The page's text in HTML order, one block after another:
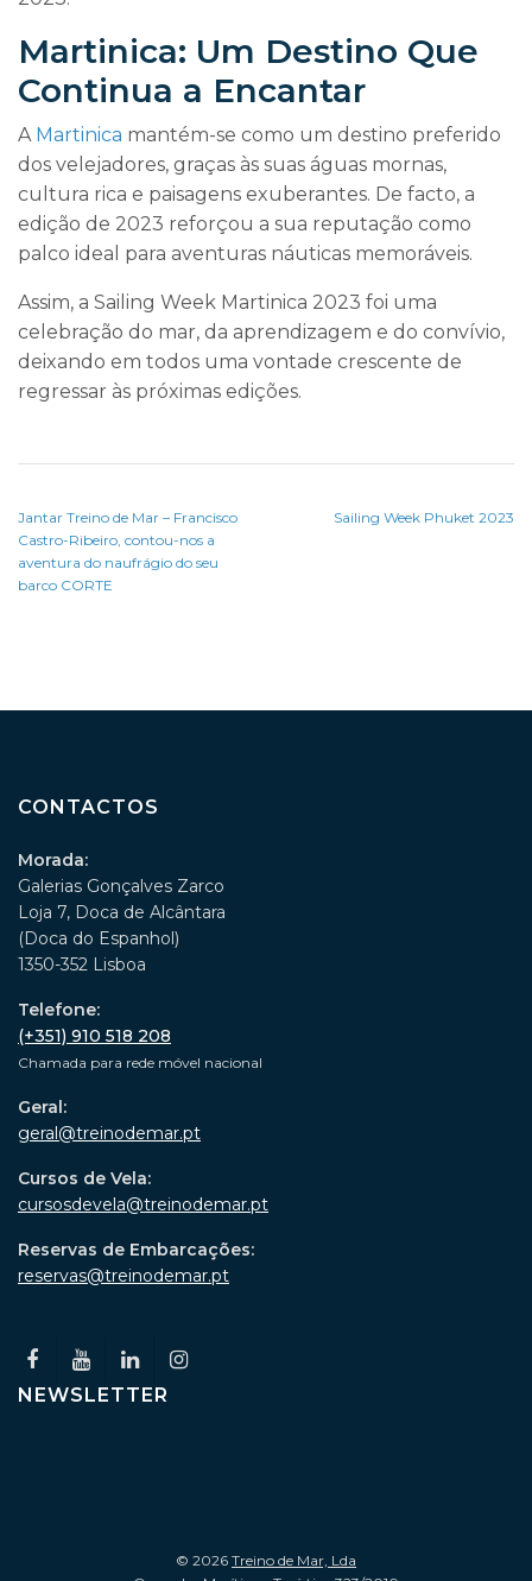
Martinica: Um Destino Que
Continua a Encantar
A Martinica mantém-se como um destino preferido
dos velejadores, graças às suas águas mornas,
cultura rica e paisagens exuberantes. De facto, a
edição de 2023 reforçou a sua reputação como
palco ideal para aventuras náuticas memoráveis.
Assim, a Sailing Week Martinica 2023 foi uma
celebração do mar, da aprendizagem e do convívio,
deixando em todos uma vontade crescente de
regressar às próximas edições.
Jantar Treino de Mar – Francisco
Castro-Ribeiro, contou-nos a
aventura do naufrágio do seu
barco CORTE
Sailing Week Phuket 2023
CONTACTOS
Morada:
Galerias Gonçalves Zarco
Loja 7, Doca de Alcântara
(Doca do Espanhol)
1350-352 Lisboa
Telefone:
(+351) 910 518 208
Chamada para rede móvel nacional
Geral:
geral@treinodemar.pt
Cursos de Vela:
cursosdevela@treinodemar.pt
Reservas de Embarcações:
reservas@treinodemar.pt
NEWSLETTER
© 2026 Treino de Mar, Lda